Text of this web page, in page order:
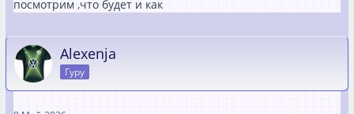
сейчас даже трубку не берут
Оттправил им заказное-почта отписалась,что пписьмо
перенааправлено в др.место
Ну а я конечно молчу и не дёргаюсь
посмотрим ,что будет и как
Alexenja
Гуру